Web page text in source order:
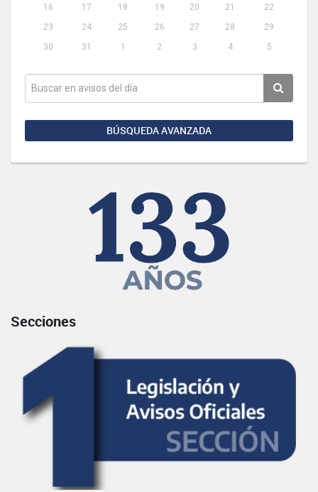
16
17 18 19 20 21
22
23
24 25 26 27 28
29
30
31 1 2 3 4 5
BÚSQUEDA AVANZADA
Secciones